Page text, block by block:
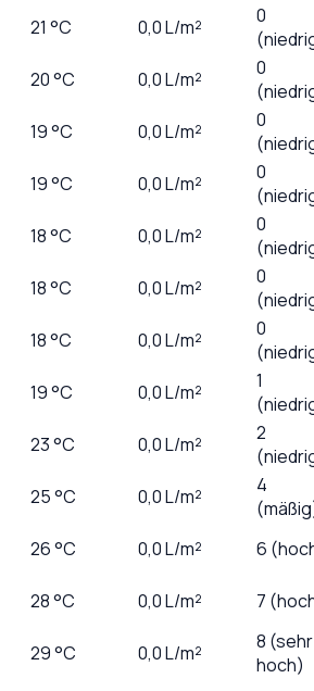
21 °C 0,0L/m²
0
20°C 0,0L/m²
0
19°C 0,0L/m²
0
19°C 0,0L/m²
0
18°C 0,0L/m²
0
18°C 0,0L/m²
0
18°C 0,0L/m²
0
19°C 0,0L/m²
1
23°C 0,0L/m²
2
25°C 0,0L/m²
4
26°C 0,0L/m²
6
28°C 0,0L/m²
7
29°C 0,0L/m²
8 (sehr
hoch)